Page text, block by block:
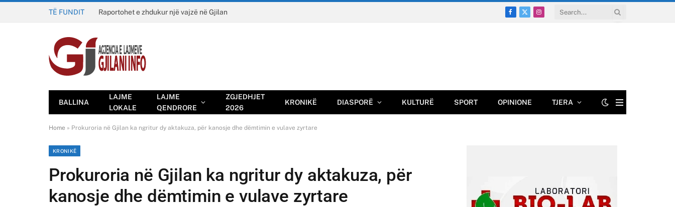
TË FUNDIT Raportohet e zhdukur një vajzë në Gjilan
Facebook
X
Instagram
BALLINA
LAJME
LOKALE
LAJME
QENDRORE
ZGJEDHJET
2026
KRONIKË DIASPORË KULTURË SPORT OPINIONE TJERA
Home » Prokuroria në Gjilan ka ngritur dy aktakuza, për kanosje dhe dëmtimin e vulave zyrtare
KRONIKË
Prokuroria në Gjilan ka ngritur dy aktakuza, për
kanosje dhe dëmtimin e vulave zyrtare